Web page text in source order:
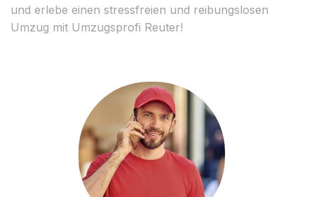
und erlebe einen stressfreien und reibungslosen
Umzug mit Umzugsprofi Reuter!